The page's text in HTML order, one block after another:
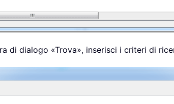
di dialogo «Trova», inserisci i criteri di